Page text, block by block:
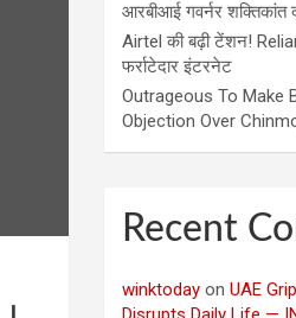
आरबीआई गवर्नर शक्तिकांत
Airtel की बढ़ी टेंशन!
फर्राटेदार इंटरनेट
Outrageous To Make
Objection Over
Recent
winktoday onUAE